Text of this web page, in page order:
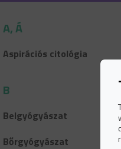
A, Á
Aspirációs citológia
B
Belgyógyászat
Bőrgyógyászat